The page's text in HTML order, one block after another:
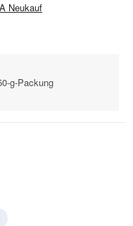
Neukauf
g-Packung